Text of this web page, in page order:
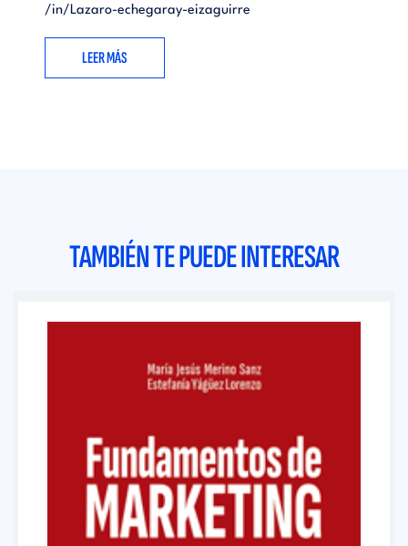
/in/Lazaro-echegaray-eizaguirre
LEER MÁS
TAMBIÉN TE PUEDE INTERESAR